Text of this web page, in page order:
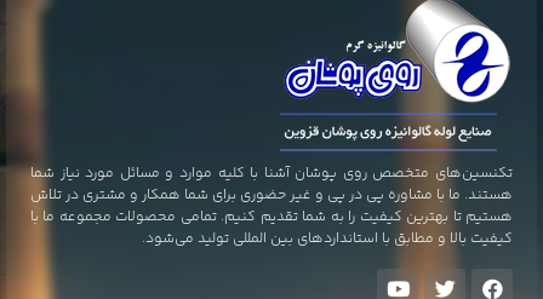
تکنسین‌های متخصص روی پوشان آشنا با کلیه موارد و مسائل مورد نیاز شما
هستند. ما با مشاوره پی در پی و غیر حضوری برای شما همکار و مشتری در تلاش
هستیم تا بهترین کیفیت را به شما تقدیم کنیم. تمامی محصولات مجموعه ما با
کیفیت بالا و مطابق با استاندارد‌های بین المللی تولید می‌شود.